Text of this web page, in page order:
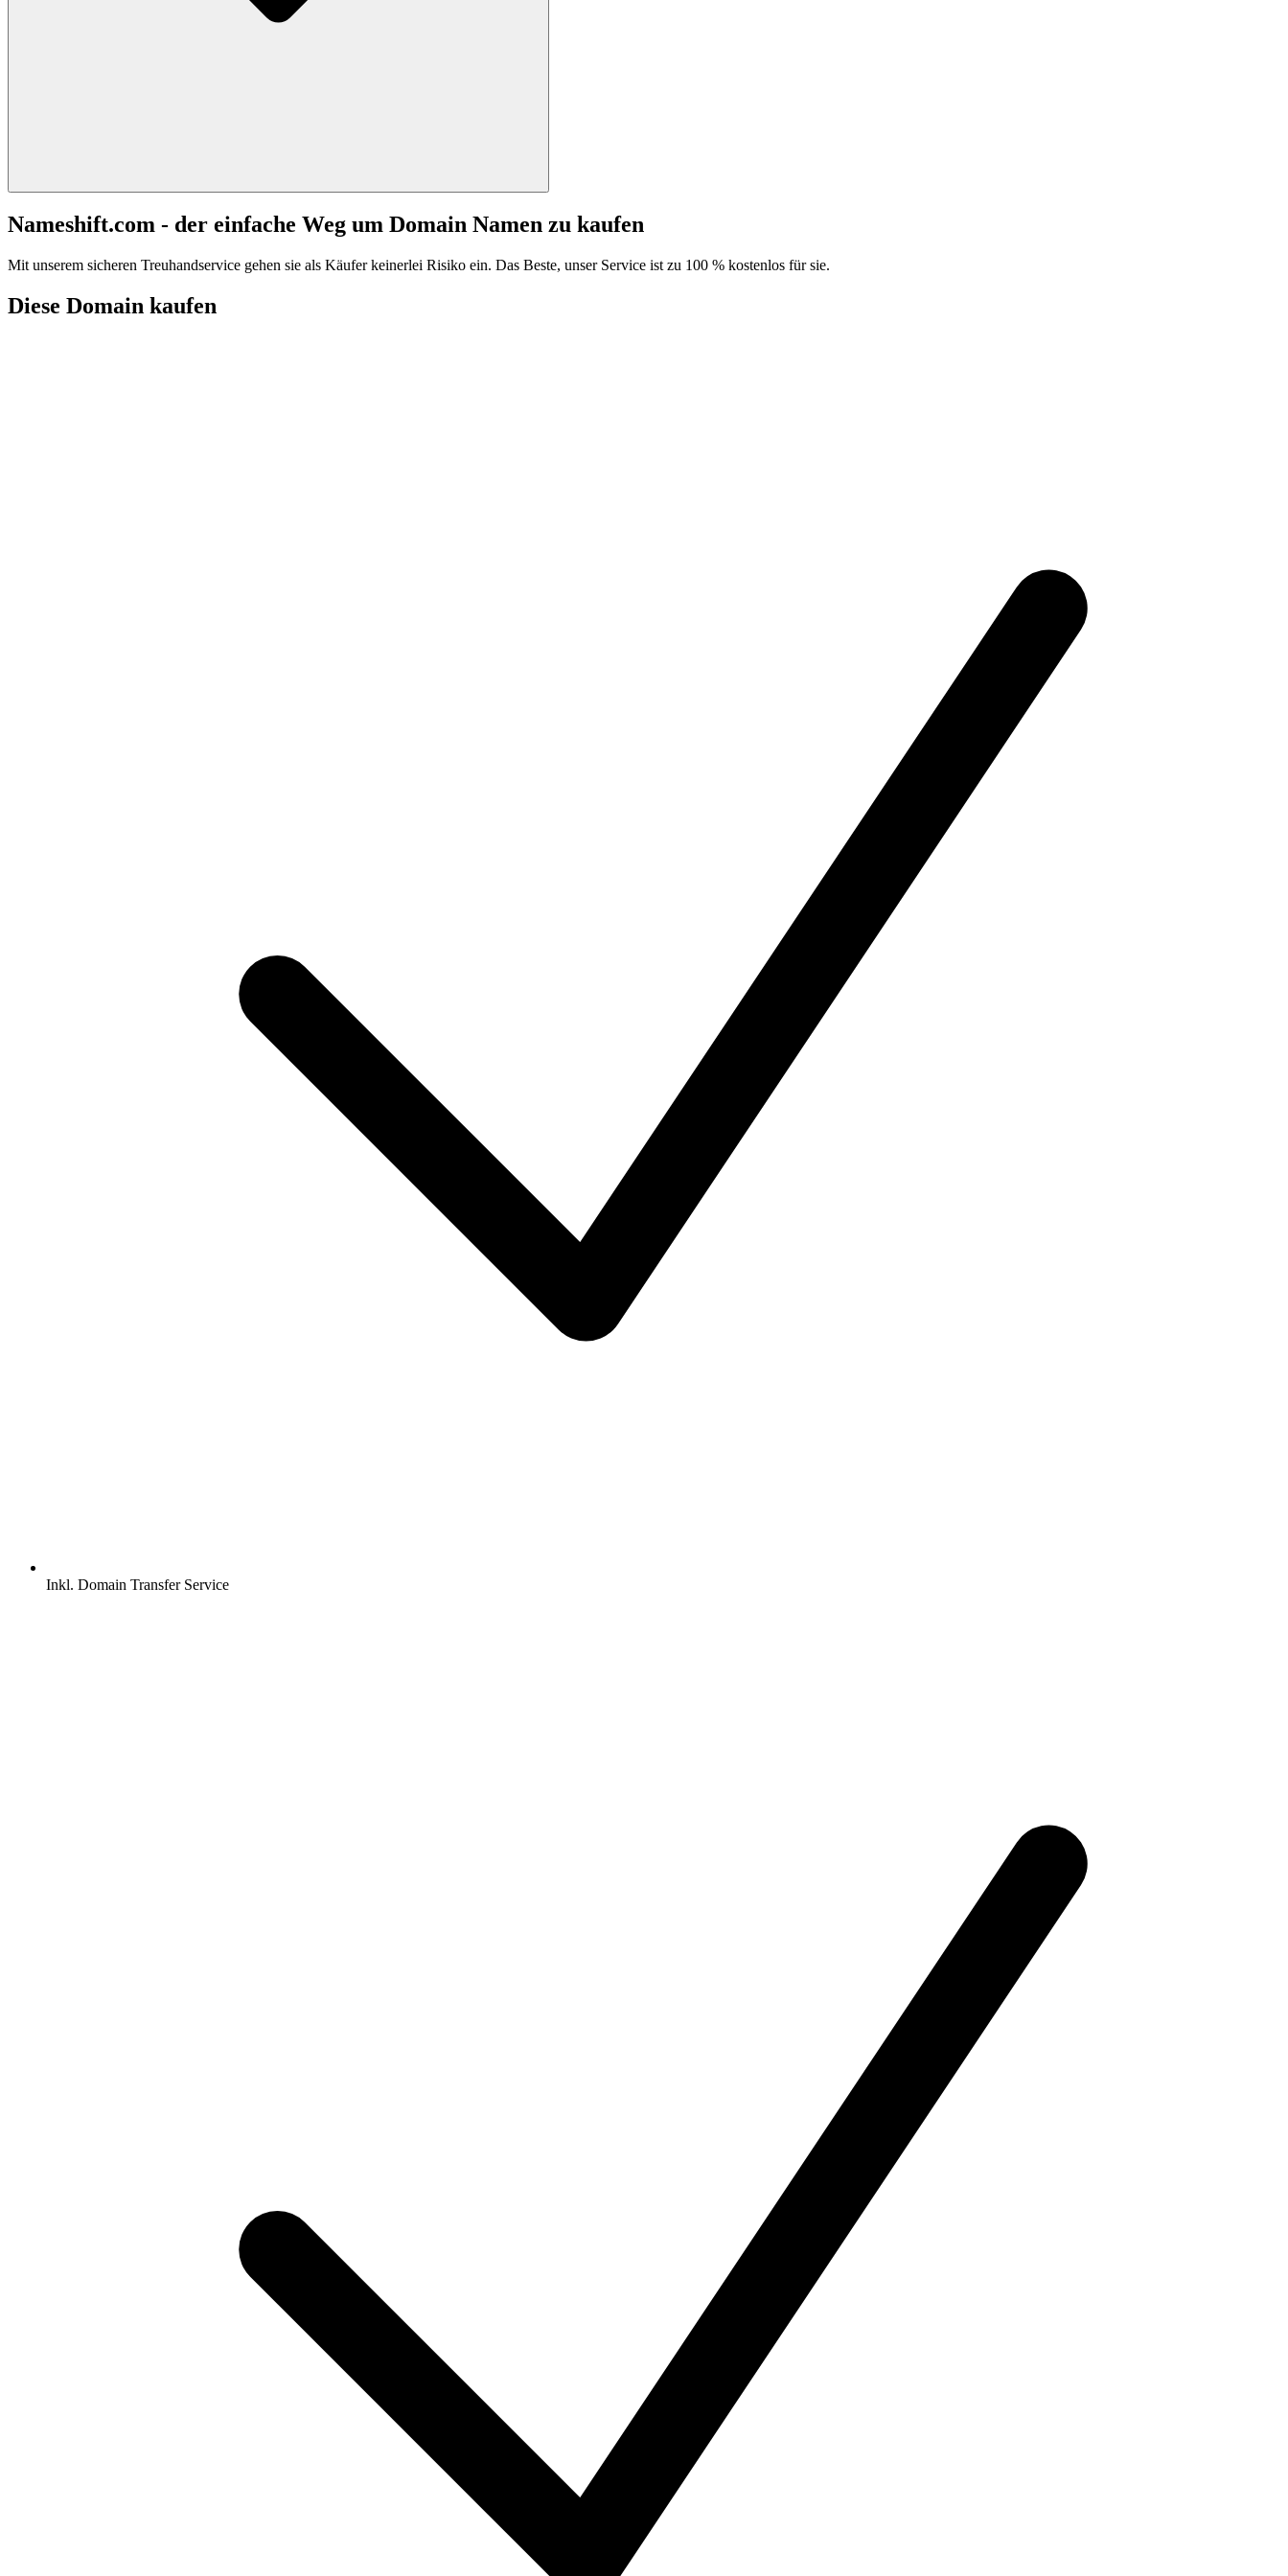
Nameshift.com - der einfache Weg um Domain Namen zu kaufen
Mit unserem sicheren Treuhandservice gehen sie als Käufer keinerlei Risiko ein. Das Beste, unser Service ist zu 100 % kostenlos für sie.
Diese Domain kaufen
Inkl. Domain Transfer Service